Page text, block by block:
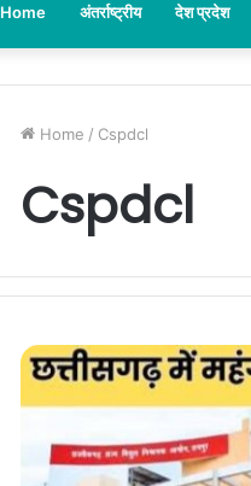
Home अंतर्राष्ट्रीय देश प्रदेश
Home / Cspdcl
Cspdcl